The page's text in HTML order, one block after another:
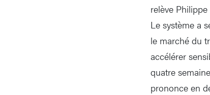
relève
Le système a
le marché du
accélérer
quatre
prononce en